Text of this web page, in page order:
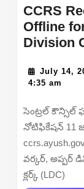
CCRS
Offline
Division
July 14,
4:35 am
సెంట్రల్ కౌన్సిల్
నోటిఫికేషన్ 11
వర్కర్, అప్పర్
క్లర్క్ (LDC)